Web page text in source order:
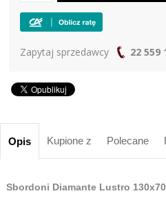
Zapytaj sprzedawcy 22 559
Opis Kupione z Polecane
Sbordoni Diamante Lustro